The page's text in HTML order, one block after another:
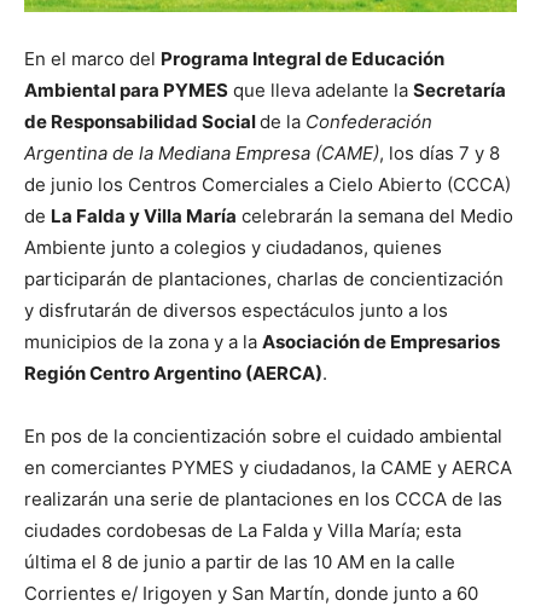
En el marco del Programa Integral de Educación
Ambiental para PYMES que lleva adelante la Secretaría
de Responsabilidad Socialde la Confederación
Argentina de la Mediana Empresa (CAME), los días 7 y 8
de junio los Centros Comerciales a Cielo Abierto (CCCA)
de La Falda y Villa María celebrarán la semana del Medio
Ambiente junto a colegios y ciudadanos, quienes
participarán de plantaciones, charlas de concientización
y disfrutarán de diversos espectáculos junto a los
municipios de la zona y a la Asociación de Empresarios
Región Centro Argentino (AERCA).
En pos de la concientización sobre el cuidado ambiental
en comerciantes PYMES y ciudadanos, la CAME y AERCA
realizarán una serie de plantaciones en los CCCA de las
ciudades cordobesas de La Falda y Villa María; esta
última el 8 de junio a partir de las 10 AM en la calle
Corrientes e/ Irigoyen y San Martín, donde junto a 60